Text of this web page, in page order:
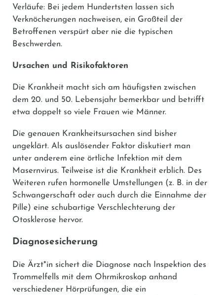
Verläufe: Bei jedem Hundertsten lassen sich
Verknöcherungen nachweisen, ein Großteil der
Betroffenen verspürt aber nie die typischen
Beschwerden.
Ursachen und Risikofaktoren
Die Krankheit macht sich am häufigsten zwischen
dem 20. und 50. Lebensjahr bemerkbar und betrifft
etwa doppelt so viele Frauen wie Männer.
Die genauen Krankheitsursachen sind bisher
ungeklärt. Als auslösender Faktor diskutiert man
unter anderem eine örtliche Infektion mit dem
Masernvirus. Teilweise ist die Krankheit erblich. Des
Weiteren rufen hormonelle Umstellungen (z. B. in der
Schwangerschaft oder auch durch die Einnahme der
Pille) eine schubartige Verschlechterung der
Otosklerose hervor.
Diagnosesicherung
Die Ärzt*in sichert die Diagnose nach Inspektion des
Trommelfells mit dem Ohrmikroskop anhand
verschiedener Hörprüfungen, die ein